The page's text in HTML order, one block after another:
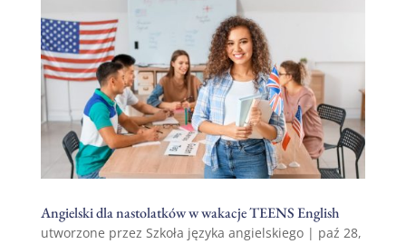
Angielski dla nastolatków w wakacje TEENS English
utworzone przez Szkoła języka angielskiego| paź 28,